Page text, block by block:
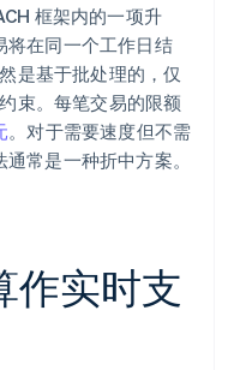
框架内的一项升
将在同一个工作日结
是基于批处理的，仅
束。每笔交易的限额
。对于需要速度但不需
常是一种折中方案。
作实时支